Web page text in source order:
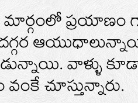
ప్రయాణం
వాళ్ళు
చూస్తున్నారు.